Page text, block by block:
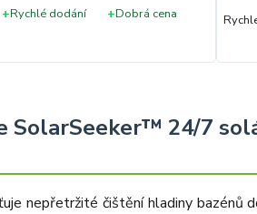
+Rychlé dodání +Dobrá cena
SolarSeeker™ 24/7
nepřetržité čištění hladiny bazénů